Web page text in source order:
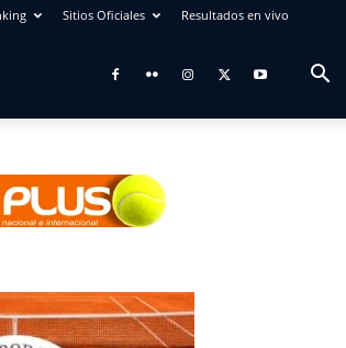
Sitios Oficiales Resultados en vivo